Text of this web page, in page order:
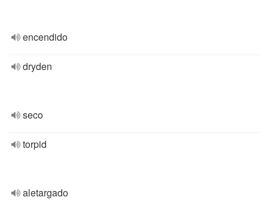
encendido
dryden
seco
torpid
aletargado